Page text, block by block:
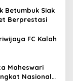
Betumbuk Siak
Berprestasi
FC Kalah
Maheswari
Nasional